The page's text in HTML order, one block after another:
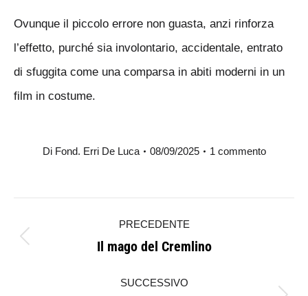
Ovunque il piccolo errore non guasta, anzi rinforza
l’effetto, purché sia involontario, accidentale, entrato
di sfuggita come una comparsa in abiti moderni in un
film in costume.
Di Fond. Erri De Luca 08/09/2025 1 commento
tra
PRECEDENTE
Post
Il mago del Cremlino
SUCCESSIVO